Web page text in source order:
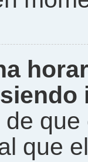
que